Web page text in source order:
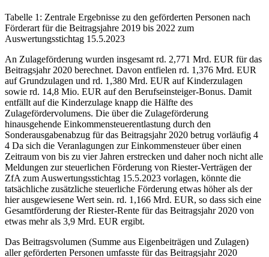
Tabelle 1: Zentrale Ergebnisse zu den geförderten Personen nach
Förderart für die Beitragsjahre 2019 bis 2022 zum
Auswertungsstichtag 15.5.2023
An Zulageförderung wurden insgesamt rd. 2,771 Mrd. EUR für das
Beitragsjahr 2020 berechnet. Davon entfielen rd. 1,376 Mrd. EUR
auf Grundzulagen und rd. 1,380 Mrd. EUR auf Kinderzulagen
sowie rd. 14,8 Mio. EUR auf den Berufseinsteiger-Bonus. Damit
entfällt auf die Kinderzulage knapp die Hälfte des
Zulagefördervolumens. Die über die Zulageförderung
hinausgehende Einkommensteuerentlastung durch den
Sonderausgabenabzug für das Beitragsjahr 2020 betrug vorläufig 4
4 Da sich die Veranlagungen zur Einkommensteuer über einen
Zeitraum von bis zu vier Jahren erstrecken und daher noch nicht alle
Meldungen zur steuerlichen Förderung von Riester-Verträgen der
ZfA zum Auswertungsstichtag 15.5.2023 vorlagen, könnte die
tatsächliche zusätzliche steuerliche Förderung etwas höher als der
hier ausgewiesene Wert sein. rd. 1,166 Mrd. EUR, so dass sich eine
Gesamtförderung der Riester-Rente für das Beitragsjahr 2020 von
etwas mehr als 3,9 Mrd. EUR ergibt.
Das Beitragsvolumen (Summe aus Eigenbeiträgen und Zulagen)
aller geförderten Personen umfasste für das Beitragsjahr 2020